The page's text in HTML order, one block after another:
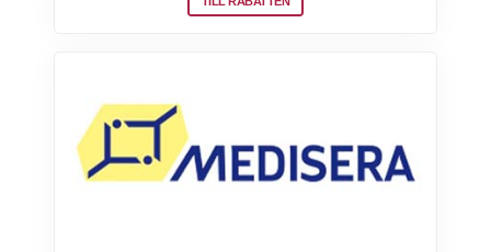
lutein, manukahonung, kollagen och riktigt
krävs vid leverans, men ska du inte handla
för mer än 1600 kronor per köp. Läs mer om
pensionärsrabatter på iHerb här.